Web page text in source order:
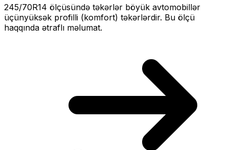
245/70R14 ölçüsündə təkərlər böyük avtomobillər
üçünyüksək profilli (komfort) təkərlərdir. Bu ölçü
haqqında ətraflı məlumat.